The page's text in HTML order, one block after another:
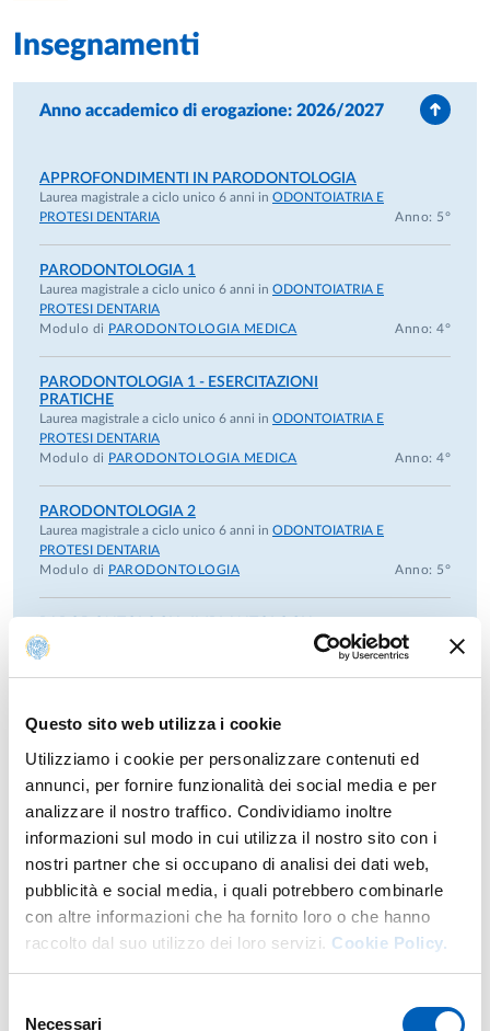
Questo sito web utilizza i cookie
Utilizziamo i cookie per personalizzare contenuti ed
annunci, per fornire funzionalità dei social media e per
analizzare il nostro traffico. Condividiamo inoltre
informazioni sul modo in cui utilizza il nostro sito con i
nostri partner che si occupano di analisi dei dati web,
pubblicità e social media, i quali potrebbero combinarle
con altre informazioni che ha fornito loro o che hanno
raccolto dal suo utilizzo dei loro servizi. Cookie Policy.
Necessari
Insegnamenti
Anno accademico di erogazione: 2026/2027
APPROFONDIMENTI IN PARODONTOLOGIA
Laurea magistrale a ciclo unico 6 anni in ODONTOIATRIA E
PROTESI DENTARIA
Anno: 5°
PARODONTOLOGIA 1
Laurea magistrale a ciclo unico 6 anni in ODONTOIATRIA E
PROTESI DENTARIA
Modulo di PARODONTOLOGIA MEDICA Anno: 4°
PARODONTOLOGIA 1 - ESERCITAZIONI
PRATICHE
Laurea magistrale a ciclo unico 6 anni in ODONTOIATRIA E
PROTESI DENTARIA
Modulo di PARODONTOLOGIA MEDICA Anno: 4°
PARODONTOLOGIA 2
Laurea magistrale a ciclo unico 6 anni in ODONTOIATRIA E
PROTESI DENTARIA
Modulo di PARODONTOLOGIA Anno: 5°
Laurea magistrale a ciclo unico 6 anni in
ODONTOIATRIA E
PROTESI DENTARIA
Modulo diPARODONTOLOGIA, IMPLANTOLOGIA -
PARODONTOLOGIA, IMPLANTOLOGIA - TPV
PROTESI DENTARIA
Modulo di PARODONTOLOGIA, IMPLANTOLOGIA -
ATTIVITA' CLINICA
Anno: 6°
PERIODONTOLOGY AND IMPLANTOLOGY 2
Laurea inDENTAL HYGIENE Anno: 2°